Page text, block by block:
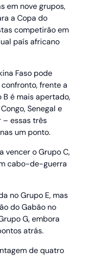
em nove grupos,
a Copa do
competirão em
país africano
Faso pode
frente a
B é mais apertado,
Senegal e
– essas três
um ponto.
vencer o Grupo C,
cabo-de-guerra
no Grupo E, mas
do Gabão no
G, embora
atrás.
de quatro